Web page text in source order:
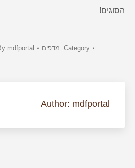
הסוגים!
Category: מדפים mdfportal
Author: mdfportal